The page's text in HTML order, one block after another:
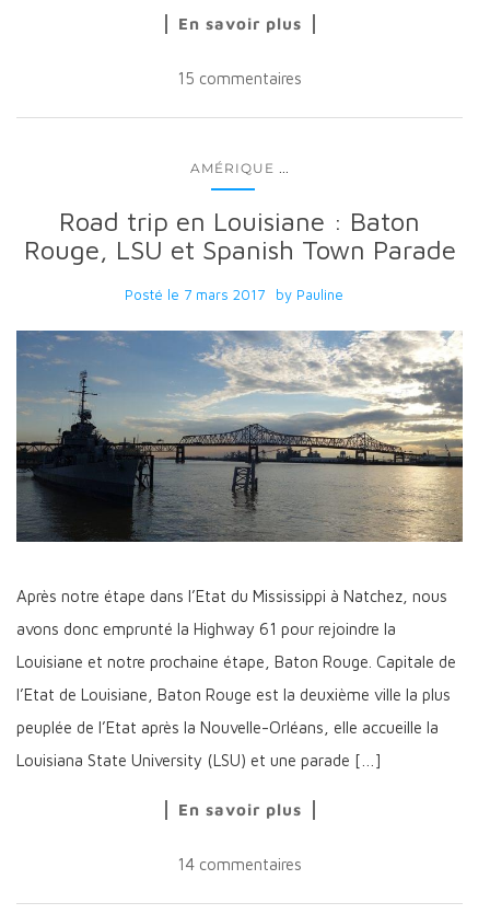
En savoir plus
15 commentaires
AMÉRIQUE
Road trip en Louisiane : Baton
Rouge, LSU et Spanish Town Parade
Posté le 7 mars 2017 by Pauline
Après notre étape dans l’Etat du Mississippi à Natchez, nous
avons donc emprunté la Highway 61 pour rejoindre la
Louisiane et notre prochaine étape, Baton Rouge. Capitale de
l’Etat de Louisiane, Baton Rouge est la deuxième ville la plus
peuplée de l’Etat après la Nouvelle-Orléans, elle accueille la
Louisiana State University (LSU) et une parade […]
En savoir plus
14 commentaires